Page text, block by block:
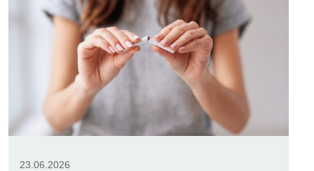
23.06.2026